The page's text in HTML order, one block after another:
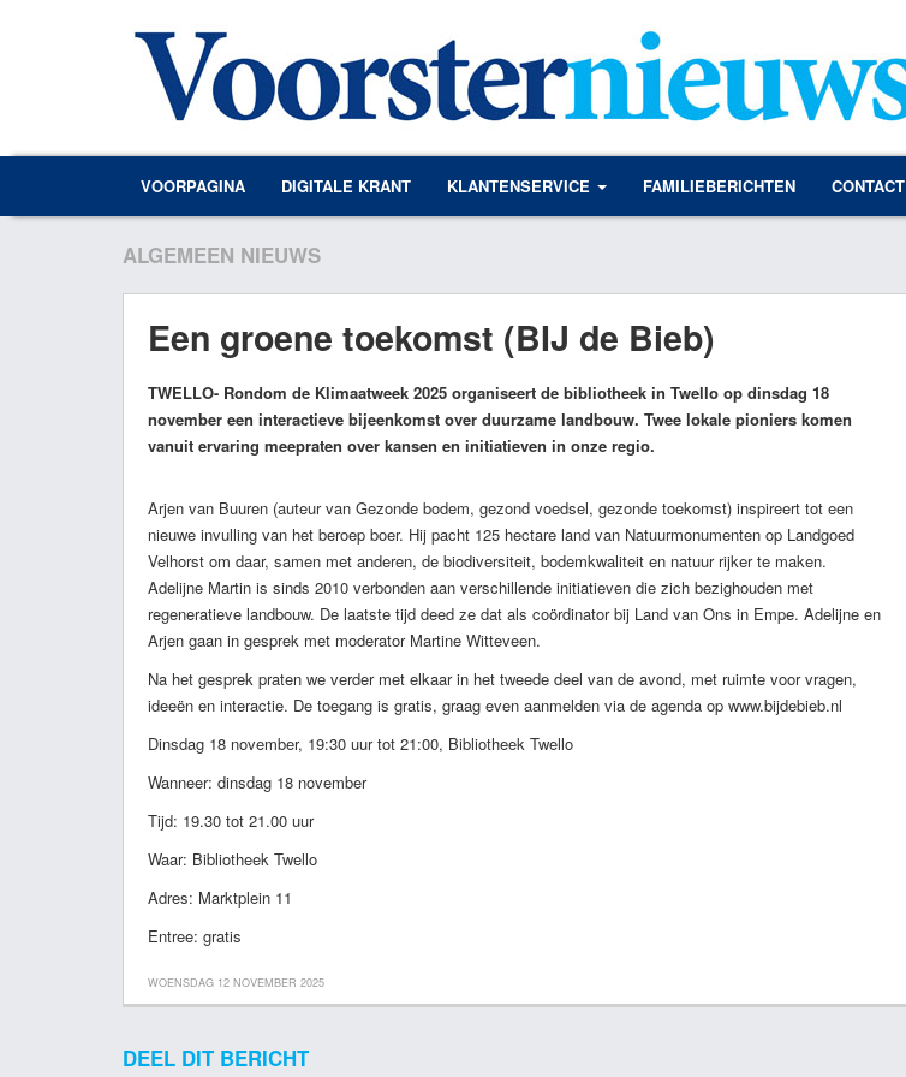
VOORPAGINA DIGITALE KRANT KLANTENSERVICE FAMILIEBERICHTEN CONTACT
ALGEMEEN NIEUWS
Een groene toekomst (BIJ de Bieb)
TWELLO- Rondom de Klimaatweek 2025 organiseert de bibliotheek in Twello op dinsdag 18
november een interactieve bijeenkomst over duurzame landbouw. Twee lokale pioniers komen
vanuit ervaring meepraten over kansen en initiatieven in onze regio.
Arjen van Buuren (auteur van Gezonde bodem, gezond voedsel, gezonde toekomst) inspireert tot een
nieuwe invulling van het beroep boer. Hij pacht 125 hectare land van Natuurmonumenten op Landgoed
Velhorst om daar, samen met anderen, de biodiversiteit, bodemkwaliteit en natuur rijker te maken.
Adelijne Martin is sinds 2010 verbonden aan verschillende initiatieven die zich bezighouden met
regeneratieve landbouw. De laatste tijd deed ze dat als coördinator bij Land van Ons in Empe. Adelijne en
Arjen gaan in gesprek met moderator Martine Witteveen.
Na het gesprek praten we verder met elkaar in het tweede deel van de avond, met ruimte voor vragen,
ideeën en interactie. De toegang is gratis, graag even aanmelden via de agenda op www.bijdebieb.nl
Dinsdag 18 november, 19:30 uur tot 21:00, Bibliotheek Twello
Wanneer: dinsdag 18 november
Tijd: 19.30 tot 21.00 uur
Waar: Bibliotheek Twello
Adres: Marktplein 11
Entree: gratis
WOENSDAG 12 NOVEMBER 2025
DEEL DIT BERICHT